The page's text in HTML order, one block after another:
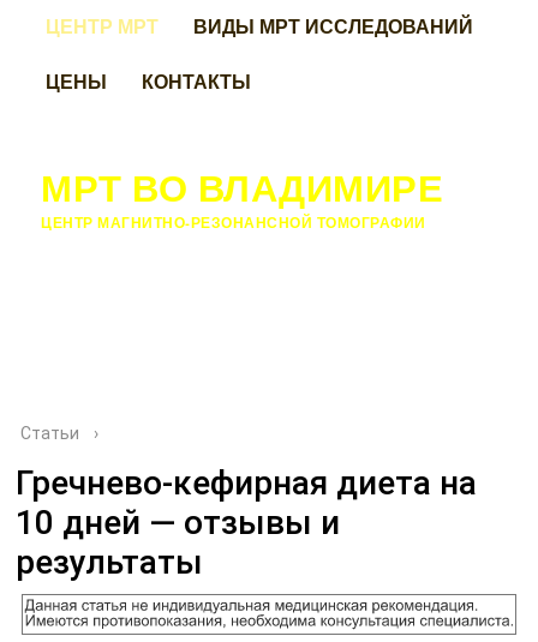
ЦЕНТР МРТ
ВИДЫ МРТ ИССЛЕДОВАНИЙ
ЦЕНЫ
КОНТАКТЫ
МРТ ВО ВЛАДИМИРЕ
ЦЕНТР МАГНИТНО-РЕЗОНАНСНОЙ ТОМОГРАФИИ
Статьи ›
Гречнево-кефирная диета на
10 дней — отзывы и
результаты